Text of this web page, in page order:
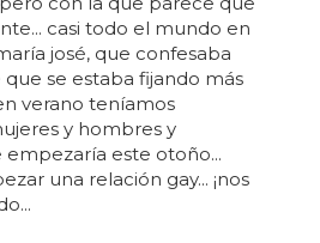
es una amiga suya a la
con la que parece que
casi todo el mundo en
josé, que confesaba
se estaba fijando más
verano teníamos
y hombres y
empezaría este otoño...
una relación gay... ¡nos